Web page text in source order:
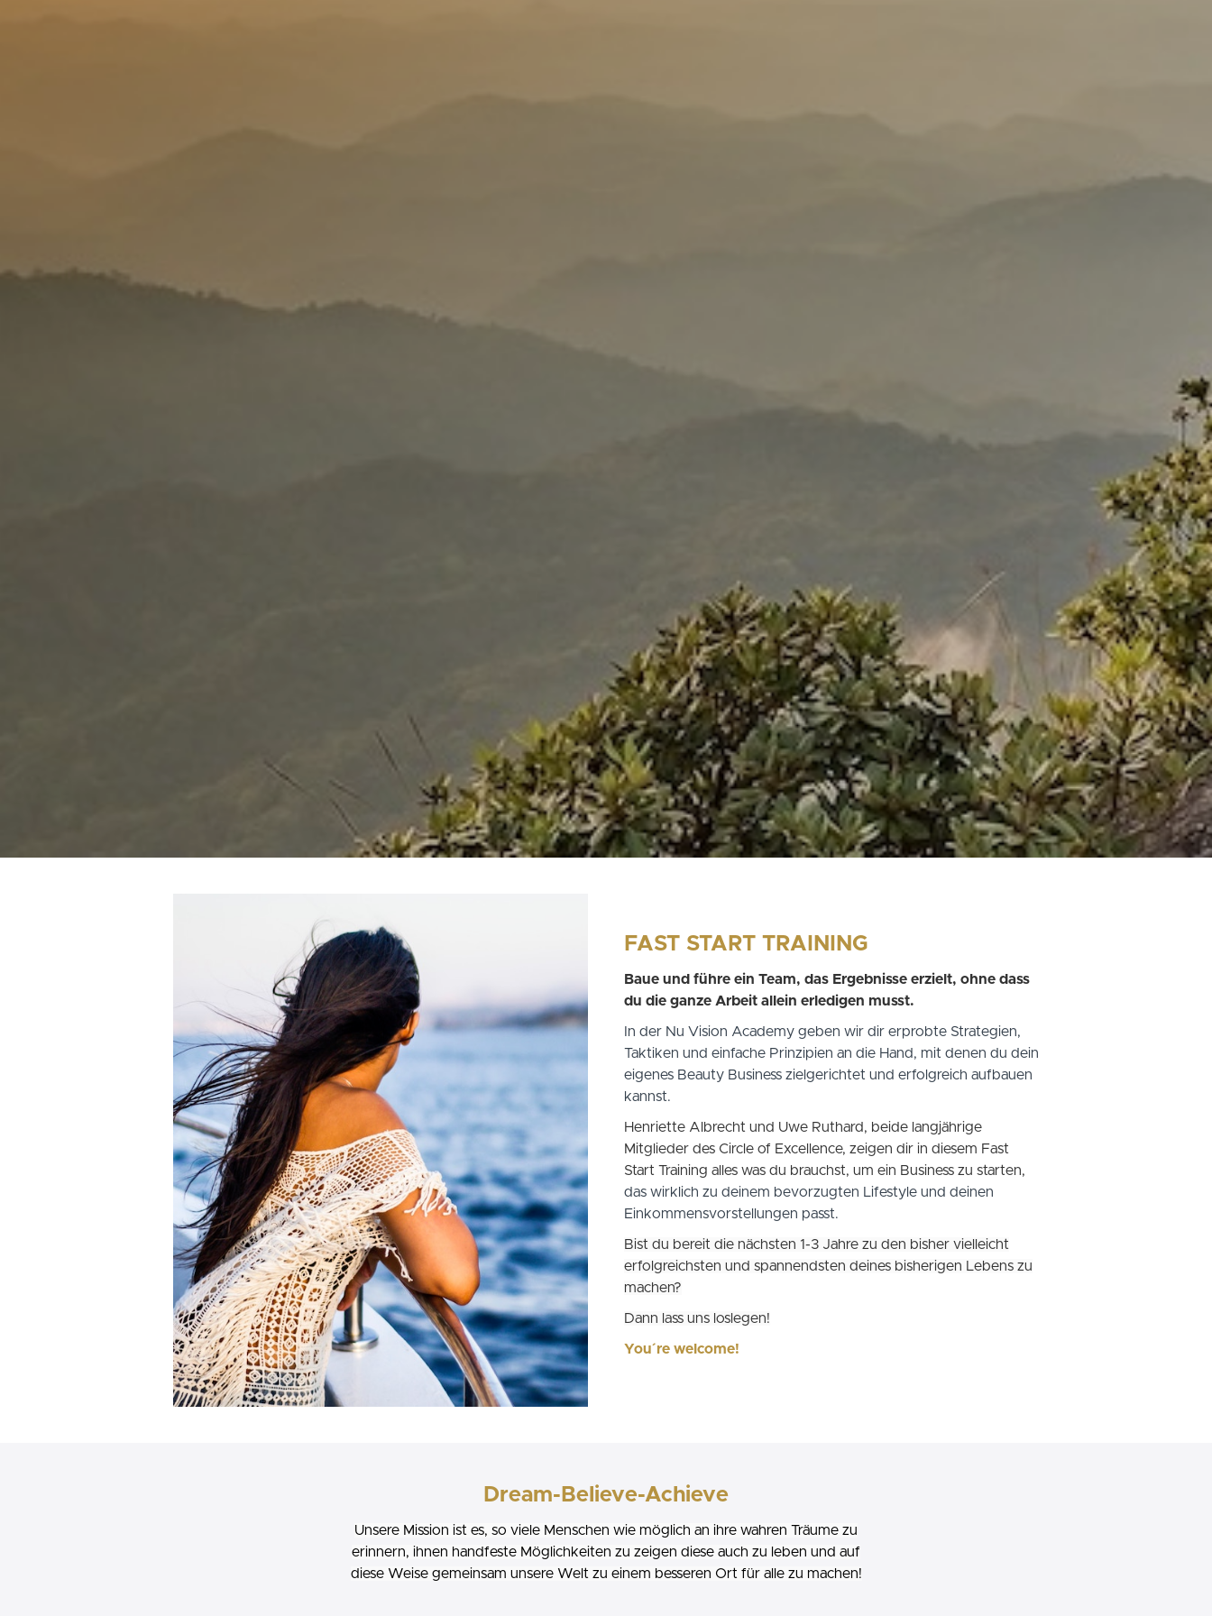
FAST START TRAINING
Baue und führe ein Team, das Ergebnisse erzielt, ohne dass
du die ganze Arbeit allein erledigen musst.
In der Nu Vision Academy geben wir dir erprobte Strategien,
Taktiken und einfache Prinzipien an die Hand, mit denen du dein
eigenes Beauty Business zielgerichtet und erfolgreich aufbauen
kannst.
Henriette Albrecht und Uwe Ruthard, beide langjährige
Mitglieder des Circle of Excellence, zeigen dir in diesem Fast
Start Training alles was du brauchst, um ein Business zu starten,
das wirklich zu deinem bevorzugten Lifestyle und deinen
Einkommensvorstellungen passt.
Bist du bereit die nächsten 1-3 Jahre zu den bisher vielleicht
erfolgreichsten und spannendsten deines bisherigen Lebens zu
machen?
Dann lass uns loslegen!
You´re welcome!
Dream-Believe-Achieve
Unsere Mission ist es, so viele Menschen wie möglich an ihre wahren Träume zu
erinnern, ihnen handfeste Möglichkeiten zu zeigen diese auch zu leben und auf
diese Weise gemeinsam unsere Welt zu einem besseren Ort für alle zu machen!